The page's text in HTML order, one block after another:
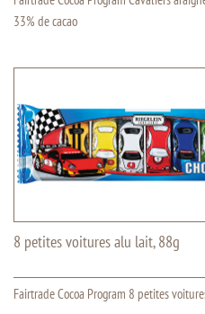
33% de cacao
8 petites voitures alu lait, 88g
Fairtrade Cocoa Program 8 petites